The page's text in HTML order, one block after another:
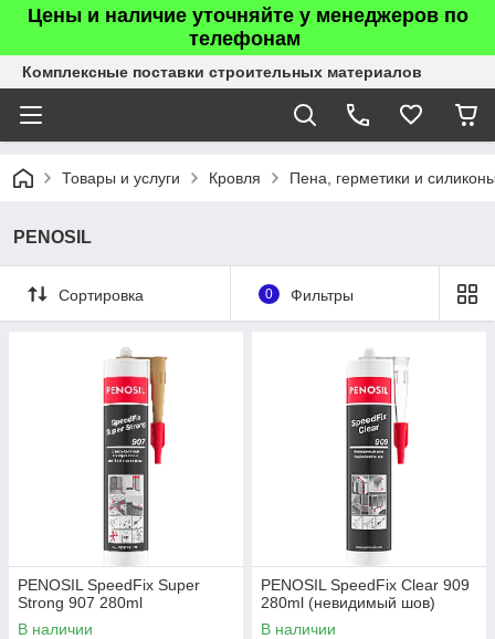
Цены и наличие уточняйте у менеджеров по
телефонам
Комплексные поставки строительных материалов
Товары и услуги Кровля Пена, герметики и
PENOSIL
Сортировка 0 Фильтры
PENOSIL SpeedFix Super
Strong 907 280ml
В наличии
PENOSIL SpeedFix Clear 909
280ml (невидимый шов)
В наличии